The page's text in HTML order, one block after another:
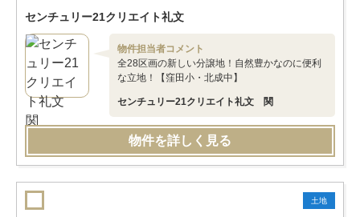
センチュリー21クリエイト礼文
物件担当者コメント
全28区画の新しい分譲地！自然豊かなのに便利
な立地！【窪田小・北成中】
センチュリー21クリエイト礼文 関
物件を詳しく見る
土地